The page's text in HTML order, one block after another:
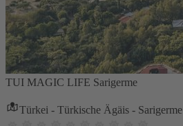
TUI MAGIC LIFE Sarigerme
Türkei - Türkische Ägäis - Sarigerme